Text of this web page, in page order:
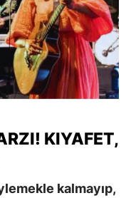
KIYAFET,
kalmayıp,